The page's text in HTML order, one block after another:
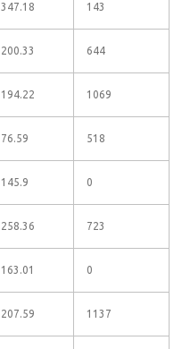
347.18 143
200.33 644
194.22 1069
76.59 518
145.9 0
258.36 723
163.01 0
207.59 1137